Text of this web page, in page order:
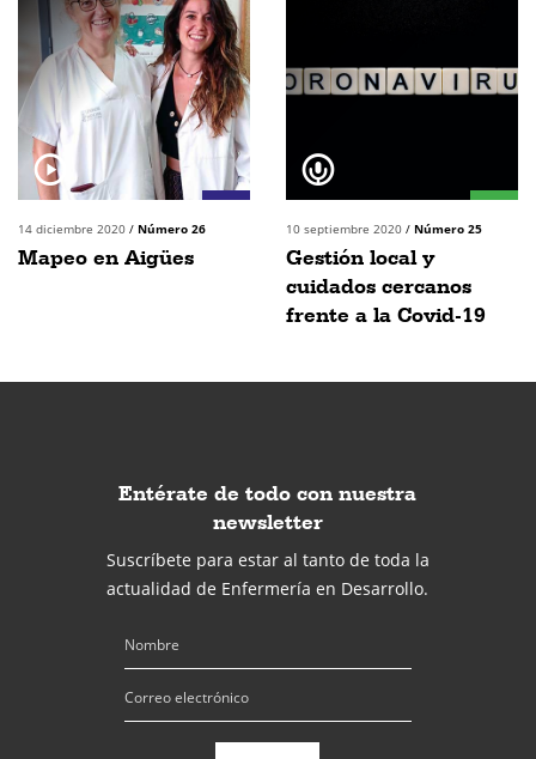
14 diciembre 2020 / Número 26
Mapeo en Aigües
10 septiembre 2020 / Número 25
Gestión local y
cuidados cercanos
frente a la Covid-19
Entérate de todo con nuestra
newsletter
Suscríbete para estar al tanto de toda la
actualidad de Enfermería en Desarrollo.